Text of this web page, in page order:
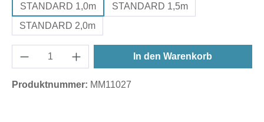
STANDARD 1,0m
STANDARD 1,5m
STANDARD 2,0m
In den Warenkorb
Produktnummer: MM11027